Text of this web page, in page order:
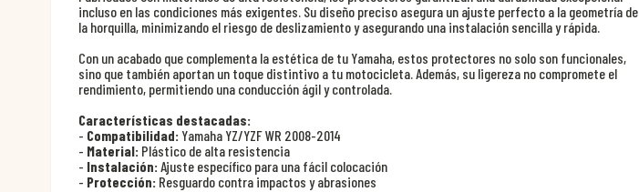
incluso en las condiciones más exigentes. Su diseño preciso asegura un ajuste perfecto a la geometría de
la horquilla, minimizando el riesgo de deslizamiento y asegurando una instalación sencilla y rápida.
Con un acabado que complementa la estética de tu Yamaha, estos protectores no solo son funcionales,
sino que también aportan un toque distintivo a tu motocicleta. Además, su ligereza no compromete el
rendimiento, permitiendo una conducción ágil y controlada.
Características destacadas:
- Compatibilidad: Yamaha YZ/YZF WR 2008-2014
- Material: Plástico de alta resistencia
- Instalación:Ajuste específico para una fácil colocación
- Protección: Resguardo contra impactos y abrasiones